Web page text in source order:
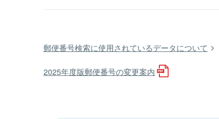
郵便番号検索に使用されているデータについて
2025年度版郵便番号の変更案内